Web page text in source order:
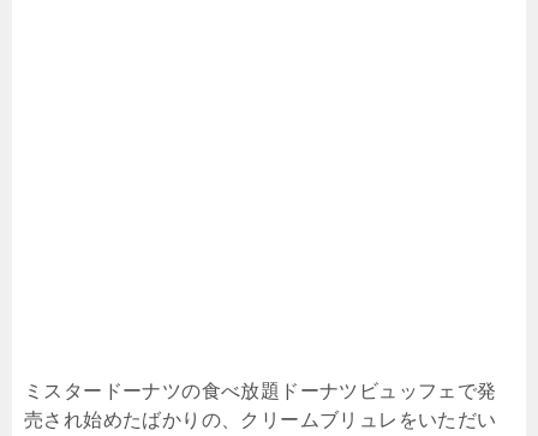
ミスタードーナツの食べ放題ドーナツビュッフェで発
売され始めたばかりの、クリームブリュレをいただい